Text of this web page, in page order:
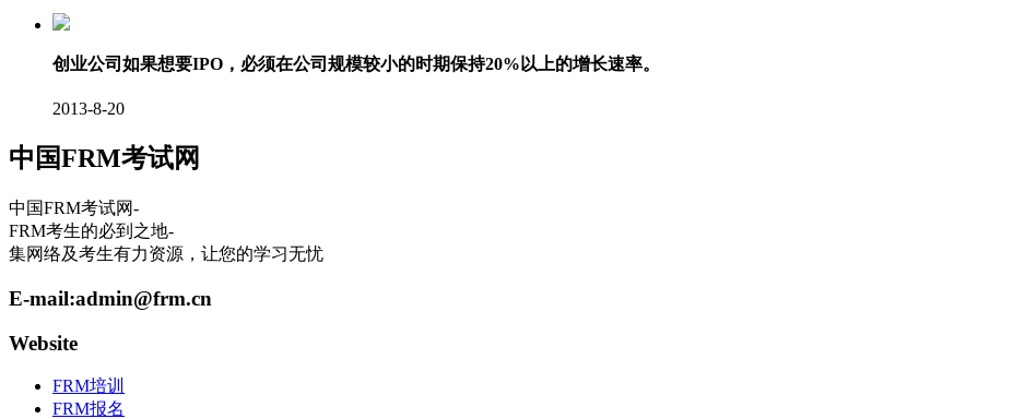
创业公司如果想要IPO，必须在公司规模较小的时期保持20%以上的增长速率。
2013-8-20
中国FRM考试网
中国FRM考试网-
FRM考生的必到之地-
集网络及考生有力资源，让您的学习无忧
E-mail:admin@frm.cn
Website
FRM培训
FRM报名